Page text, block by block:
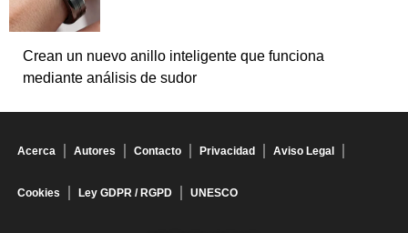
Crean un nuevo anillo inteligente que funciona
mediante análisis de sudor
Acerca Autores Contacto Privacidad Aviso Legal
Cookies Ley GDPR / RGPD UNESCO